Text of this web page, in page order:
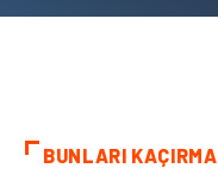
BUNLARI KAÇIRMA